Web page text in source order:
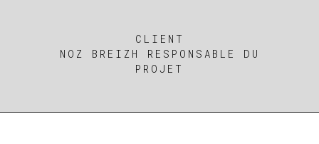
CLIENT
NOZ BREIZH RESPONSABLE DU
PROJET